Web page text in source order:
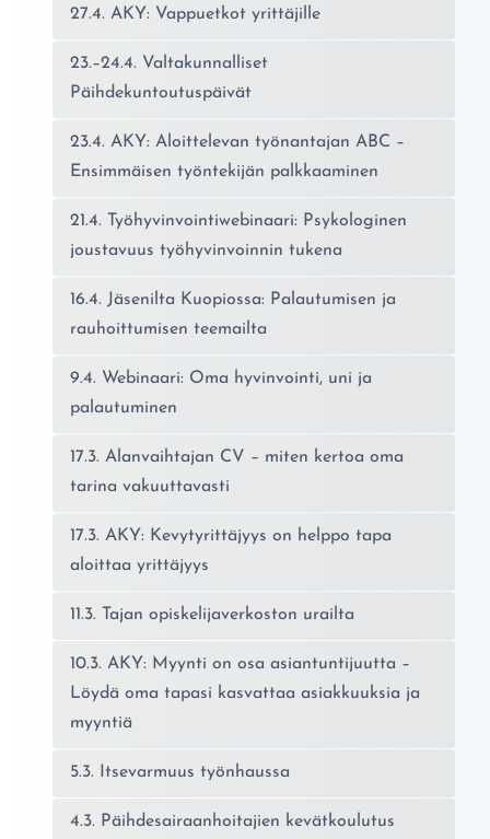
27.4. AKY: Vappuetkot yrittäjille
23.–24.4. Valtakunnalliset
Päihdekuntoutuspäivät
23.4. AKY: Aloittelevan työnantajan ABC –
Ensimmäisen työntekijän palkkaaminen
21.4. Työhyvinvointiwebinaari: Psykologinen
joustavuus työhyvinvoinnin tukena
16.4. Jäsenilta Kuopiossa: Palautumisen ja
rauhoittumisen teemailta
9.4. Webinaari: Oma hyvinvointi, uni ja
palautuminen
17.3. Alanvaihtajan CV – miten kertoa oma
tarina vakuuttavasti
17.3. AKY: Kevytyrittäjyys on helppo tapa
aloittaa yrittäjyys
11.3. Tajan opiskelijaverkoston urailta
10.3. AKY: Myynti on osa asiantuntijuutta –
Löydä oma tapasi kasvattaa asiakkuuksia ja
myyntiä
5.3. Itsevarmuus työnhaussa
4.3. Päihdesairaanhoitajien kevätkoulutus